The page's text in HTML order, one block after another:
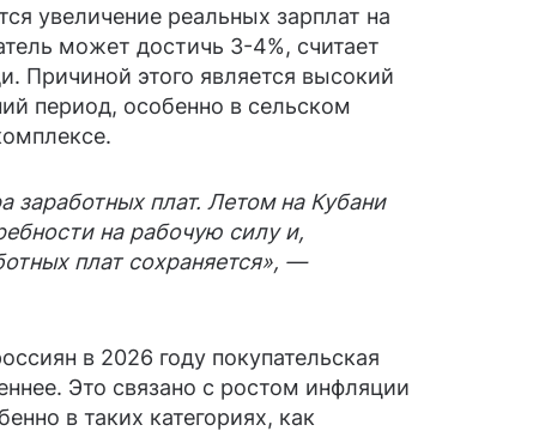
увеличение реальных зарплат на
может достичь 3-4%, считает
Причиной этого является высокий
период, особенно в сельском
заработных плат. Летом на Кубани
на рабочую силу и,
плат сохраняется», —
в 2026 году покупательская
Это связано с ростом инфляции
в таких категориях, как